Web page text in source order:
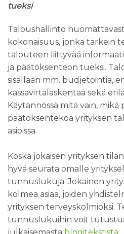
tueksi
Taloushallinto
kokonaisuus, jonka tärkein
talouteen liittyvää
ja päätöksenteon tueksi.
sisällään mm. budjetointia,
kassavirtalaskentaa sekä
Käytännössä mitä vain, mikä
päätöksentekoa yrityksen
asioissa.
Koska jokaisen yrityksen
hyvä seurata omalle
tunnuslukuja. Jokainen
kolmea asiaa, joiden
yrityksen terveyskolmioksi.
tunnuslukuihin voit